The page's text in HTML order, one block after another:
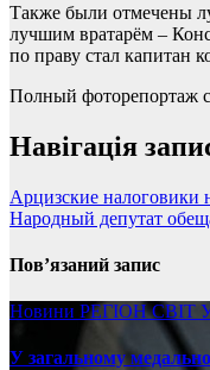
Также были отмечены
лучшим вратарём –
по праву стал капитан
Полный фоторепортаж
Навігація
Арцизские налоговики
Народный депутат
Пов’язаний запис
Новини РЕГІОНСВІТ
У загальному